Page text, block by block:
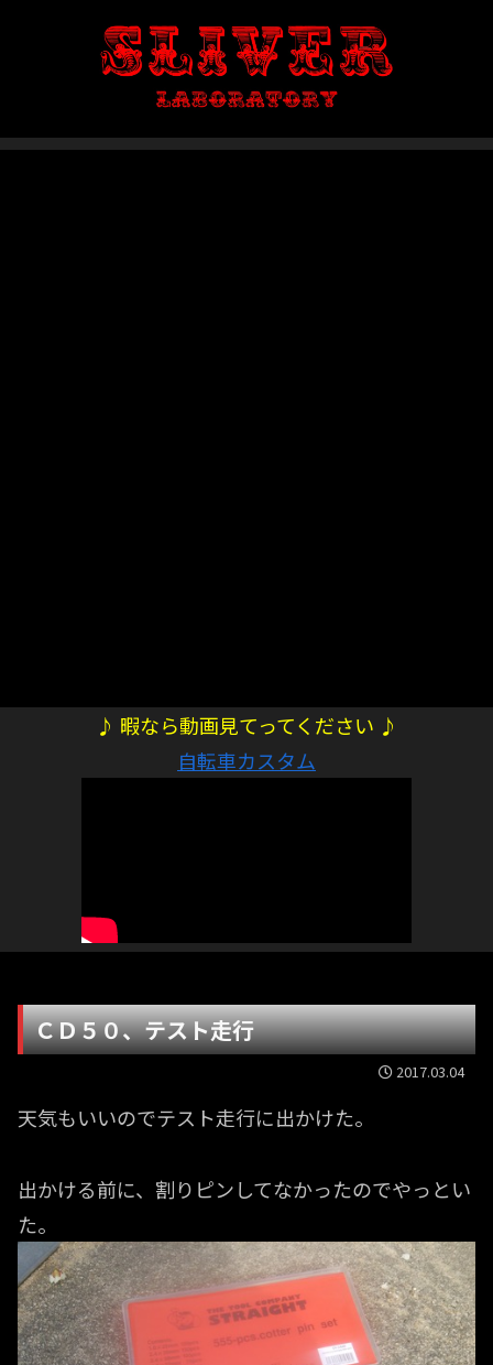
♪ 暇なら動画見てってください ♪
自転車カスタム
ＣＤ５０、テスト走行
2017.03.04
天気もいいのでテスト走行に出かけた。
出かける前に、割りピンしてなかったのでやっとい
た。